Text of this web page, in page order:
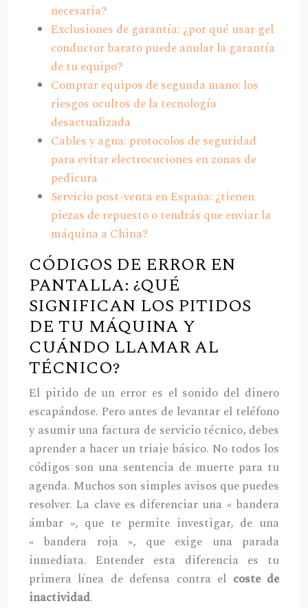
necesaria?
Exclusiones de garantía: ¿por qué usar gel
conductor barato puede anular la garantía
de tu equipo?
Comprar equipos de segunda mano: los
riesgos ocultos de la tecnología
desactualizada
Cables y agua: protocolos de seguridad
para evitar electrocuciones en zonas de
pedicura
Servicio post-venta en España: ¿tienen
piezas de repuesto o tendrás que enviar la
máquina a China?
CÓDIGOS DE ERROR EN
PANTALLA: ¿QUÉ
SIGNIFICAN LOS PITIDOS
DE TU MÁQUINA Y
CUÁNDO LLAMAR AL
TÉCNICO?
El pitido de un error es el sonido del dinero
escapándose. Pero antes de levantar el teléfono
y asumir una factura de servicio técnico, debes
aprender a hacer un triaje básico. No todos los
códigos son una sentencia de muerte para tu
agenda. Muchos son simples avisos que puedes
resolver. La clave es diferenciar una « bandera
ámbar », que te permite investigar, de una
« bandera roja », que exige una parada
inmediata. Entender esta diferencia es tu
primera línea de defensa contra el coste de
inactividad.